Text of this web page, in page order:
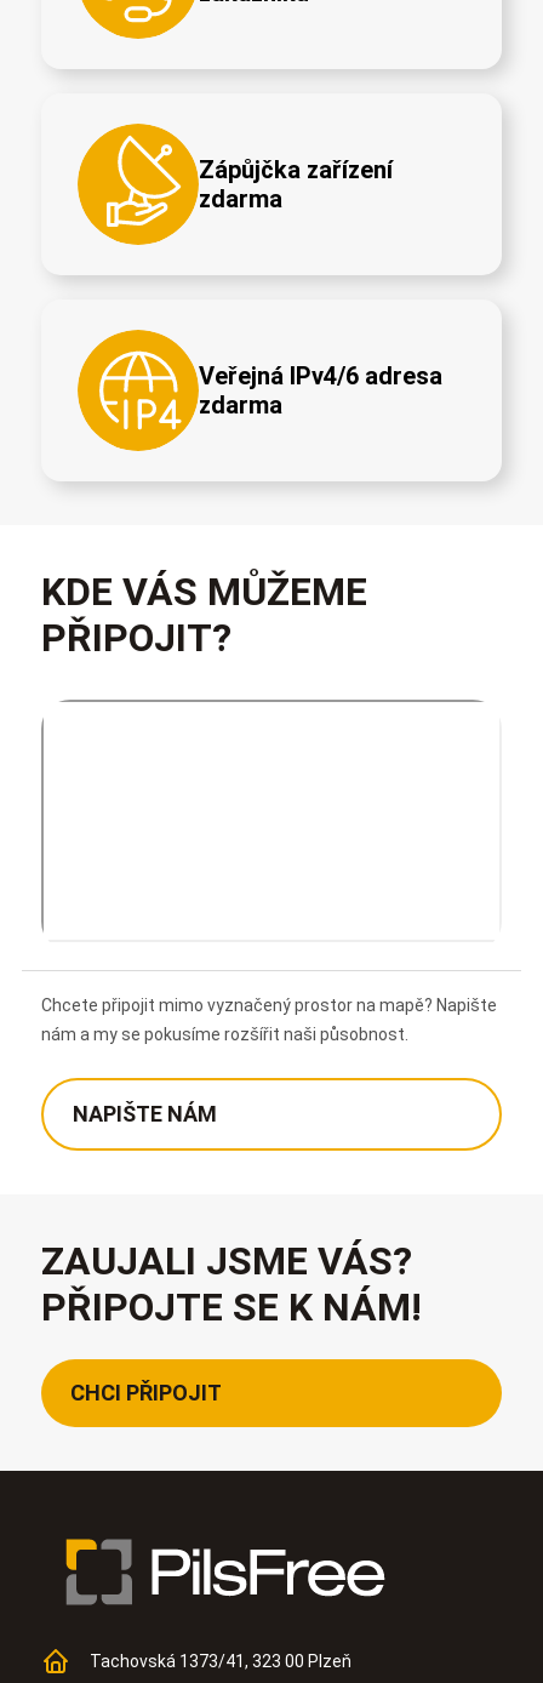
Zápůjčka zařízení
zdarma
Veřejná IPv4/6 adresa
zdarma
KDE VÁS MŮŽEME
PŘIPOJIT?
Chcete připojit mimo vyznačený prostor na mapě? Napište
nám a my se pokusíme rozšířit naši působnost.
NAPIŠTE NÁM
ZAUJALI JSME VÁS?
PŘIPOJTE SE K NÁM!
CHCI PŘIPOJIT
Tachovská 1373/41, 323 00 Plzeň